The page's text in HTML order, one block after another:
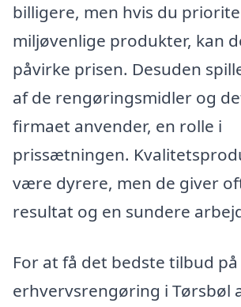
billigere, men hvis du
miljøvenlige produkter, kan
påvirke prisen. Desuden
af de rengøringsmidler og
firmaet anvender, en rolle i
prissætningen.
være dyrere, men de giver
resultat og en sundere
For at få det bedste tilbud på
erhvervsrengøring i Tørsbøl